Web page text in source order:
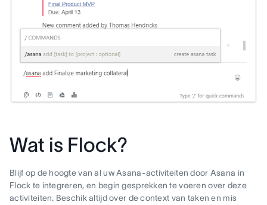
Wat is Flock?
Blijf op de hoogte van al uw Asana-activiteiten door Asana in
Flock te integreren, en begin gesprekken te voeren over deze
activiteiten. Beschik altijd over de context van taken en mis